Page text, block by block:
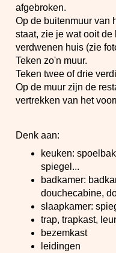
afgebroken.
Op de buitenmuur van
staat, zie je wat ooit
verdwenen huis (zie
Teken zo'n muur.
Teken twee of drie
Op de muur zijn de
vertrekken van het
Denk aan:
keuken:
spiegel...
badkamer:
douchecabine,
slaapkamer:
trap, trapkast,
bezemkast
leidingen